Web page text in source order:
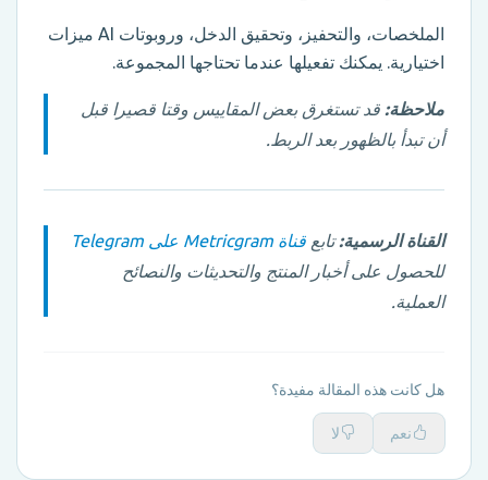
الملخصات، والتحفيز، وتحقيق الدخل، وروبوتات AI ميزات
اختيارية. يمكنك تفعيلها عندما تحتاجها المجموعة.
ملاحظة: قد تستغرق بعض المقاييس وقتا قصيرا قبل
أن تبدأ بالظهور بعد الربط.
القناة الرسمية:تابع قناة Metricgram على Telegram
للحصول على أخبار المنتج والتحديثات والنصائح
العملية.
هل كانت هذه المقالة مفيدة؟
نعم لا